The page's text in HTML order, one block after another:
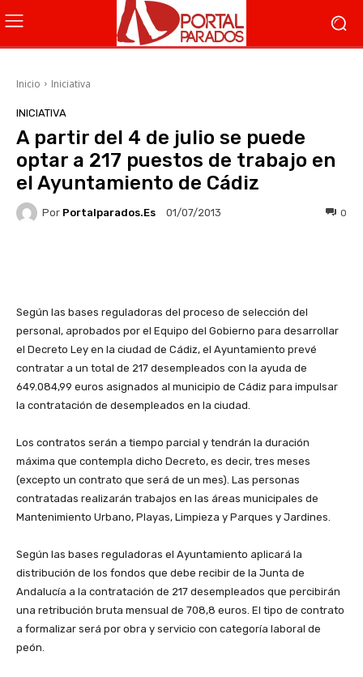
Inicio Iniciativa
INICIATIVA
A partir del 4 de julio se puede
optar a 217 puestos de trabajo en
el Ayuntamiento de Cádiz
Por Portalparados.es 01/07/2013 0
Según las bases reguladoras del proceso de selección del
personal, aprobados por el Equipo del Gobierno para desarrollar
el Decreto Ley en la ciudad de Cádiz, el Ayuntamiento prevé
contratar a un total de 217 desempleados con la ayuda de
649.084,99 euros asignados al municipio de Cádiz para impulsar
la contratación de desempleados en la ciudad.
Los contratos serán a tiempo parcial y tendrán la duración
máxima que contempla dicho Decreto, es decir, tres meses
(excepto un contrato que será de un mes). Las personas
contratadas realizarán trabajos en las áreas municipales de
Mantenimiento Urbano, Playas, Limpieza y Parques y Jardines.
Según las bases reguladoras el Ayuntamiento aplicará la
distribución de los fondos que debe recibir de la Junta de
Andalucía a la contratación de 217 desempleados que percibirán
una retribución bruta mensual de 708,8 euros. El tipo de contrato
a formalizar será por obra y servicio con categoría laboral de
peón.